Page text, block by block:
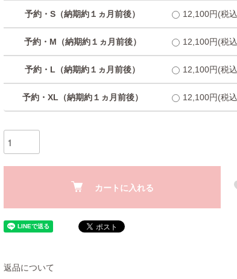
予約・S（納期約１ヵ月前後） 12,100円(税
予約・M（納期約１ヵ月前後） 12,100円(税
予約・L（納期約１ヵ月前後） 12,100円(税
予約・XL（納期約１ヵ月前後） 12,100円(税
カートに入れる
返品について